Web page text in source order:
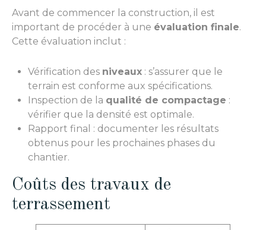
Avant de commencer la construction, il est
important de procéder à une évaluation finale.
Cette évaluation inclut :
Vérification des niveaux : s’assurer que le
terrain est conforme aux spécifications.
Inspection de la qualité de compactage :
vérifier que la densité est optimale.
Rapport final : documenter les résultats
obtenus pour les prochaines phases du
chantier.
Coûts des travaux de
terrassement